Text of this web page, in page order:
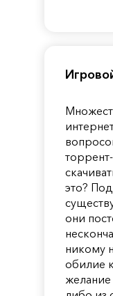
это?
они
никому
обилие
желание